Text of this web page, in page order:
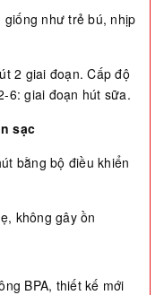
như trẻ bú, nhịp
2 giai đoạn. Cấp độ
6: giai đoạn hút sữa.
sạc
bằng bộ điều khiển
không gây ồn
BPA, thiết kế mới